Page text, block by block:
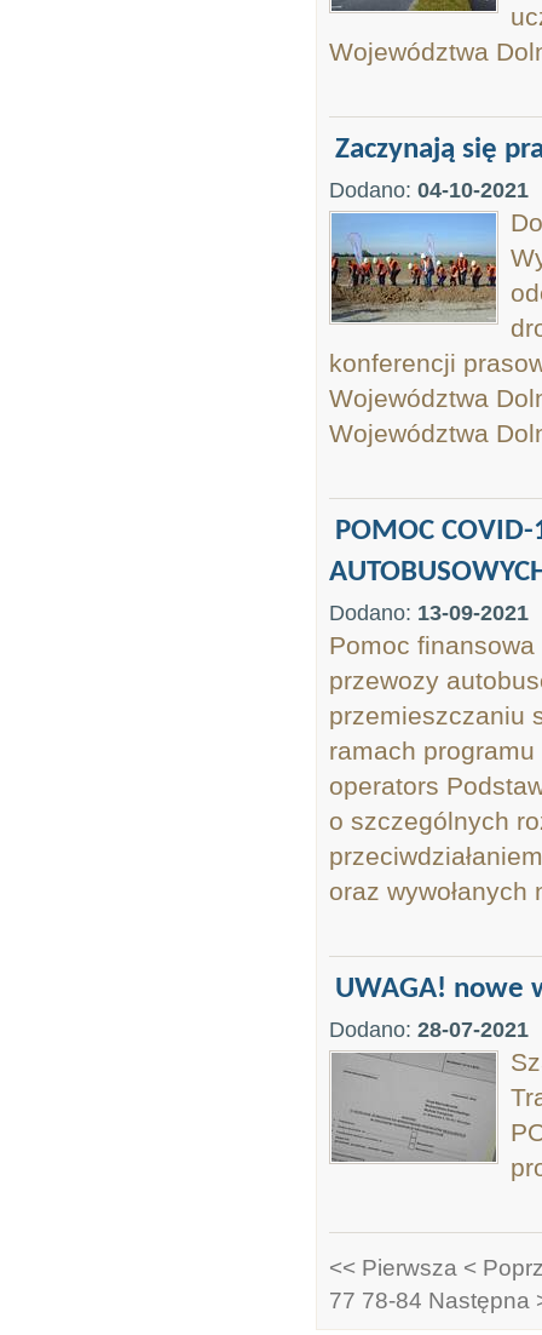
Województwa
Zaczynają się
Dodano: 04-10-2021
konferencji
Województwa
Województwa
POMOC
Dodano: 13-09-2021
Pomoc
przewozy
przemieszczaniu
ramach
operators
o szczególnych
oraz wywołanych
UWAGA! nowe
Dodano: 28-07-2021
<< Pierwsza <
77 78-84 Następna